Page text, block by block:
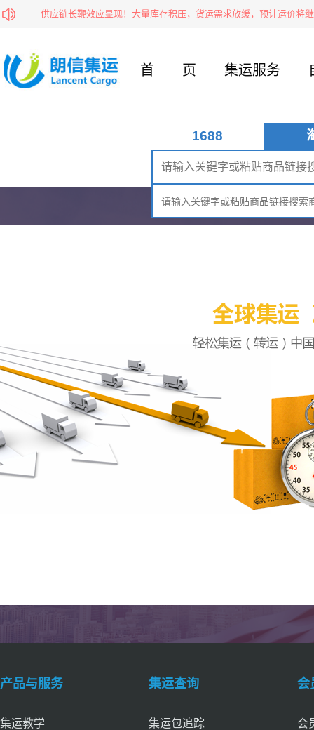
供应链长鞭效应显现！大量库存积压，货运需求放缓，预计运价将继续
首页 集运服务
1688
产品与服务
集运教学
集运查询
集运包追踪
会
会